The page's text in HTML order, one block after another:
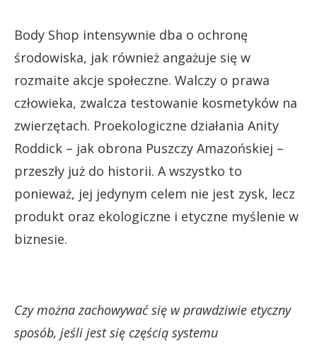
Body Shop intensywnie dba o ochronę
środowiska, jak również angażuje się w
rozmaite akcje społeczne. Walczy o prawa
człowieka, zwalcza testowanie kosmetyków na
zwierzętach. Proekologiczne działania Anity
Roddick – jak obrona Puszczy Amazońskiej –
przeszły już do historii. A wszystko to
ponieważ, jej jedynym celem nie jest zysk, lecz
produkt oraz ekologiczne i etyczne myślenie w
biznesie.
Czy można zachowywać się w prawdziwie etyczny
sposób, jeśli jest się częścią systemu